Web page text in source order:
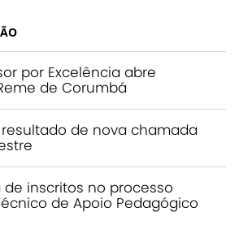
por Excelência abre
de Corumbá
de nova chamada
de inscritos no processo
de Apoio Pedagógico